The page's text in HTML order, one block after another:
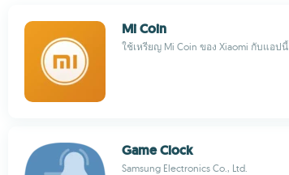
Mi Coin
ใช้เหรียญ Mi Coin ของ Xiaomi กับแอปนี้
Game Clock
Samsung Electronics Co., Ltd.